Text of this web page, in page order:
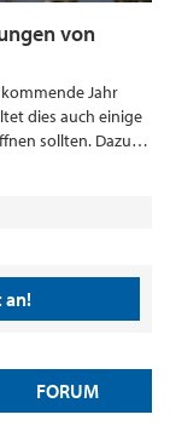
von
Jahr
dies auch einige
sollten. Dazu…
an!
FORUM